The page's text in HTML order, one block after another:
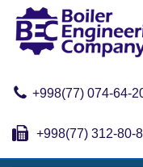
+998(77) 074-64-
+998(77) 312-80-